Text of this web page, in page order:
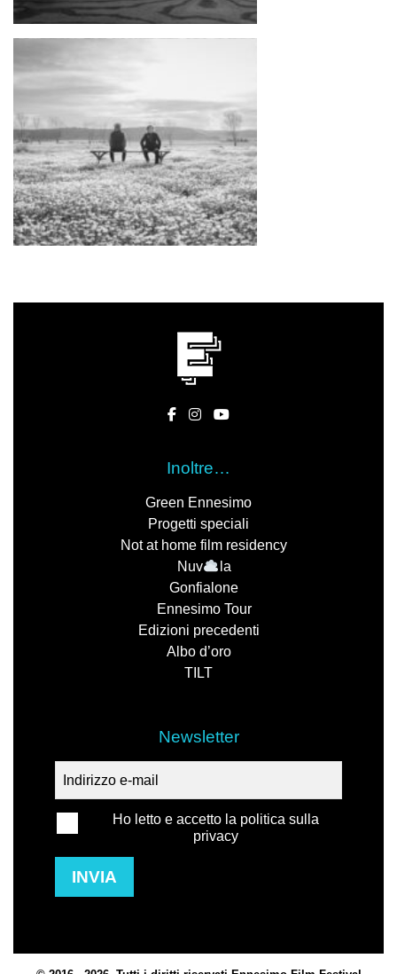
Inoltre…
Green Ennesimo
Progetti speciali
Not at home film residency
Nuv
la
Gonfialone
Ennesimo Tour
Edizioni precedenti
Albo d’oro
TILT
Newsletter
Ho letto e accetto la politica sulla
privacy
INVIA